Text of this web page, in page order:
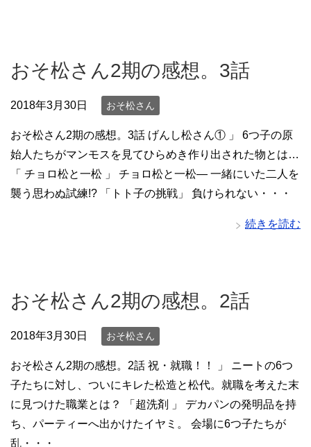
おそ松さん2期の感想。3話
2018年3月30日 おそ松さん
おそ松さん2期の感想。3話 げんし松さん① 」 6つ子の原
始人たちがマンモスを見てひらめき作り出された物とは…
「 チョロ松と一松 」 チョロ松と一松― 一緒にいた二人を
襲う思わぬ試練!? 「トト子の挑戦」 負けられない・・・
続きを読む
おそ松さん2期の感想。2話
2018年3月30日 おそ松さん
おそ松さん2期の感想。2話 祝・就職！！ 」 ニートの6つ
子たちに対し、ついにキレた松造と松代。就職を考えた末
に見つけた職業とは？ 「超洗剤 」 デカパンの発明品を持
ち、パーティーへ出かけたイヤミ。 会場に6つ子たちが
乱・・・